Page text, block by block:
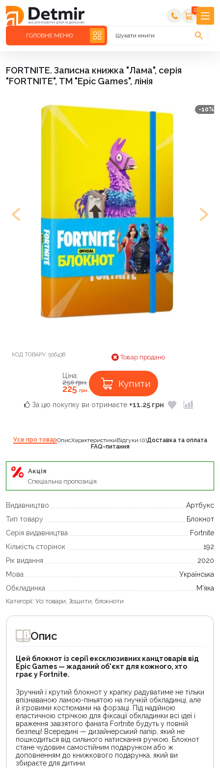
0
ГОЛОВНЕ МЕНЮ Шукати книги
FORTNITE. Записна книжка "Лама", серія
"FORTNITE", ТМ "Epic Games", лінія
-10%
КОД ТОВАРУ: 506438 Товар продано
Ціна:
250грн.
225грн.
Купити
За цю покупку ви отримаєте +11.25 грн
Усе про товарОписХарактеристикиВідгуки (0)Доставка та оплата
FAQ-питання
Акція
Спеціальна пропозиція
Видавництво
Артбукс
Тип товару
Блокнот
Серія видавництва
Fortnite
Кількість сторінок
192
Рік видання
2020
Мова
Українська
Обкладинка
М'яка
Категорії: Усі товари, Зошити, блокноти
Опис
Цей блокнот із серії ексклюзивних канцтоварів від
Epic Games — жаданий об'єкт для кожного, хто
грає у Fortnite.
Зручний і крутий блокнот у крапку радуватиме не тільки
впізнаваною ламою-піньятою на гнучкій обкладинці, але
й ігровими костюмами на форзаці. Під надійною
еластичною стрічкою для фіксації обкладинки всі ідеї і
враження завзятого фаната Fortnite будуть у повній
безпеці! Всередині — дизайнерський папір, який не
пошкодиться від сильного натискання ручкою. Блокнот
стане чудовим самостійним подарунком або ж
доповненням до книжкового подарунка, який ви
збираєте для дитини.